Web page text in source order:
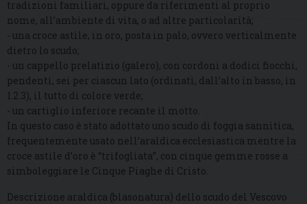
tradizioni familiari, oppure da riferimenti al proprio
nome, all’ambiente di vita, o ad altre particolarità;
- una croce astile, in oro, posta in palo, ovvero verticalmente
dietro lo scudo;
- un cappello prelatizio (galero), con cordoni a dodici fiocchi,
pendenti, sei per ciascun lato (ordinati, dall’alto in basso, in
1.2.3), il tutto di colore verde;
- un cartiglio inferiore recante il motto.
In questo caso è stato adottato uno scudo di foggia sannitica,
frequentemente usato nell’araldica ecclesiastica mentre la
croce astile d’oro è “trifogliata”, con cinque gemme rosse a
simboleggiare le Cinque Piaghe di Cristo.
Descrizione araldica (blasonatura) dello scudo del Vescovo